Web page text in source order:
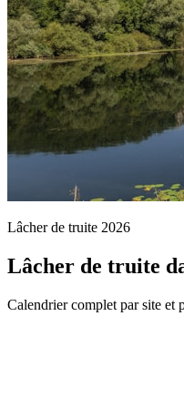
Lâcher de truite 2026
Lâcher de truite
Calendrier complet par site et